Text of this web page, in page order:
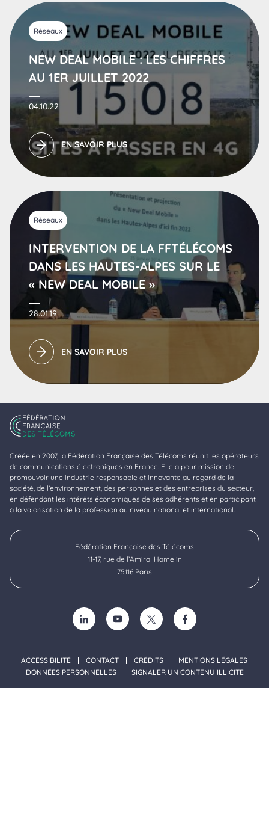
Réseaux
NEW DEAL MOBILE : LES CHIFFRES
AU 1ER JUILLET 2022
04.10.22
EN SAVOIR PLUS
Réseaux
INTERVENTION DE LA FFTÉLÉCOMS
DANS LES HAUTES-ALPES SUR LE
« NEW DEAL MOBILE »
28.01.19
EN SAVOIR PLUS
Créée en 2007, la Fédération Française des Télécoms réunit les opérateurs
de communications électroniques en France. Elle a pour mission de
promouvoir une industrie responsable et innovante au regard de la
société, de l’environnement, des personnes et des entreprises du secteur,
en défendant les intérêts économiques de ses adhérents et en participant
à la valorisation de la profession au niveau national et international.
Fédération Française des Télécoms
11-17, rue de l’Amiral Hamelin
75116 Paris
SUIVEZ-NOUS SUR LINKEDIN (NOUVELLE FENÊTRE)
SUIVEZ-NOUS SUR YOUTUBE (NOUVELLE
SUIVEZ-NOUS SUR TWITTER
SUIVEZ-NOUS SUR
ACCESSIBILITÉ CONTACT CRÉDITS
MENTIONS LÉGALES
DONNÉES PERSONNELLES
SIGNALER UN CONTENU ILLICITE